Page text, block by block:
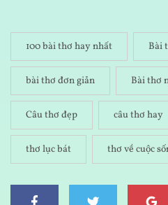
100 bài thơ hay nhất Bài
bài thơ đơn giản Bài thơ
Câu thơ đẹp câu thơ hay
thơ lục bát thơ về cuộc